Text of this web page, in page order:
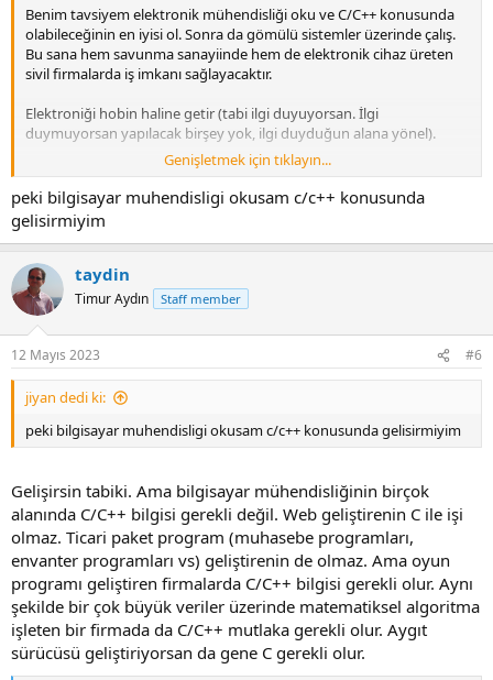
Benim tavsiyem elektronik mühendisliği oku ve C/C++ konusunda
olabileceğinin en iyisi ol. Sonra da gömülü sistemler üzerinde çalış.
Bu sana hem savunma sanayiinde hem de elektronik cihaz üreten
sivil firmalarda iş imkanı sağlayacaktır.
Elektroniği hobin haline getir (tabi ilgi duyuyorsan. İlgi
duymuyorsan yapılacak birşey yok, ilgi duyduğun alana yönel).
İngilizceyi öğren. Youtube videolarını alt yazı ve sözlük kullanmadan
anlayacak hale gel. İlgilizce teknik dokümanları da "google
translate" kullanmadan anlayacak hale gel. İngilizce konuşmayı
hemen öğrenmene gerek yok. İngilizce bilen birisi, internetteki en iyi
bilgisini ilerletir.
İyi bir üniversiteyi kazanmaya çalış, ama kazanamasan da çok
üzülme. İyi üniversite kazanmanın avantajları vardır (daha iyi
laboratuvarlar, daha iyi kütüphane, daha iyi hocalar) ama iyi bir
üniversite iyi bir mühendis olmak için yeterli değil. Hatta iyi bir
üniversiteye kapağı attıktan sonra yan gelip yatarsan, pisayadaki en
vasat mühendisten daha vasat olursun. Biz eleman ararken
başvuran bütün Boğaziçi ve ODTÜ lüleri elemiştik, başvuranların
hepsi boştu.
Genişletmek için tıklayın...
peki bilgisayar muhendisligi okusam c/c++ konusunda
gelisirmiyim
taydin
Timur Aydın Staff member
12 Mayıs 2023 #6
jiyan dedi ki:
peki bilgisayar muhendisligi okusam c/c++ konusunda gelisirmiyim
Gelişirsin tabiki. Ama bilgisayar mühendisliğinin birçok
alanında C/C++ bilgisi gerekli değil. Web geliştirenin C ile işi
olmaz. Ticari paket program (muhasebe programları,
envanter programları vs) geliştirenin de olmaz. Ama oyun
programı geliştiren firmalarda C/C++ bilgisi gerekli olur. Aynı
şekilde bir çok büyük veriler üzerinde matematiksel algoritma
işleten bir firmada da C/C++ mutlaka gerekli olur. Aygıt
sürücüsü geliştiriyorsan da gene C gerekli olur.